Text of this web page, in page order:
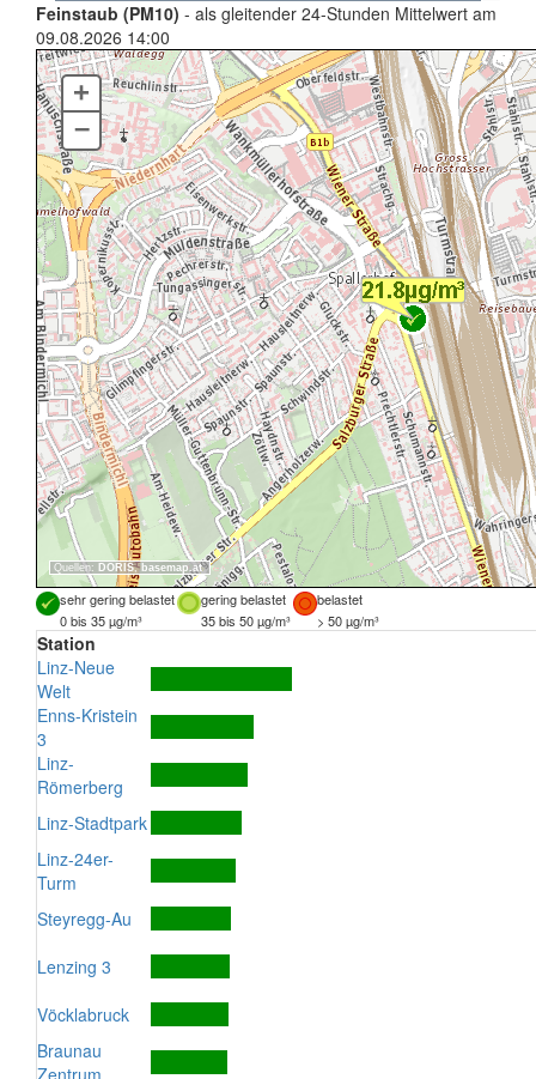
Feinstaub (PM10) - als gleitender 24-Stunden Mittelwert am
09.08.2026 14:00
Quellen: DORIS, basemap.at
+
–
sehr gering belastet gering belastet
belastet
0 bis 35 µg/m³
35 bis 50 µg/m³ > 50 µg/m³
Station
Linz-Neue
Welt
Enns-Kristein
3
Linz-
Römerberg
Linz-Stadtpark
Linz-24er-
Turm
Steyregg-Au
Lenzing 3
Vöcklabruck
Braunau
Zentrum